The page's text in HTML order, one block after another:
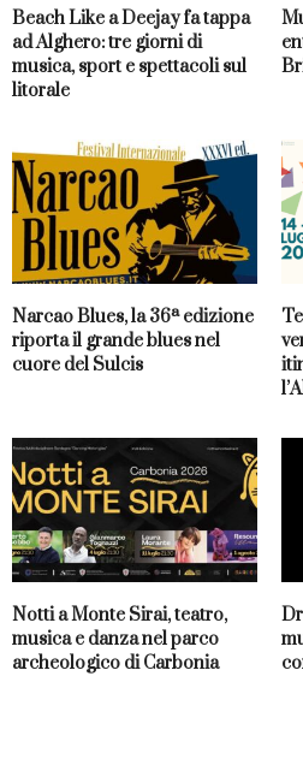
Beach Like a Deejay fa tappa
ad Alghero: tre giorni di
musica, sport e spettacoli sul
litorale
Narcao Blues, la 36ª edizione
riporta il grande blues nel
cuore del Sulcis
Notti a Monte Sirai, teatro,
musica e danza nel parco
archeologico di Carbonia